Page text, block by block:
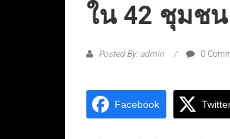
ใน 42 ชุมชน
Posted By: admin 0
Facebook